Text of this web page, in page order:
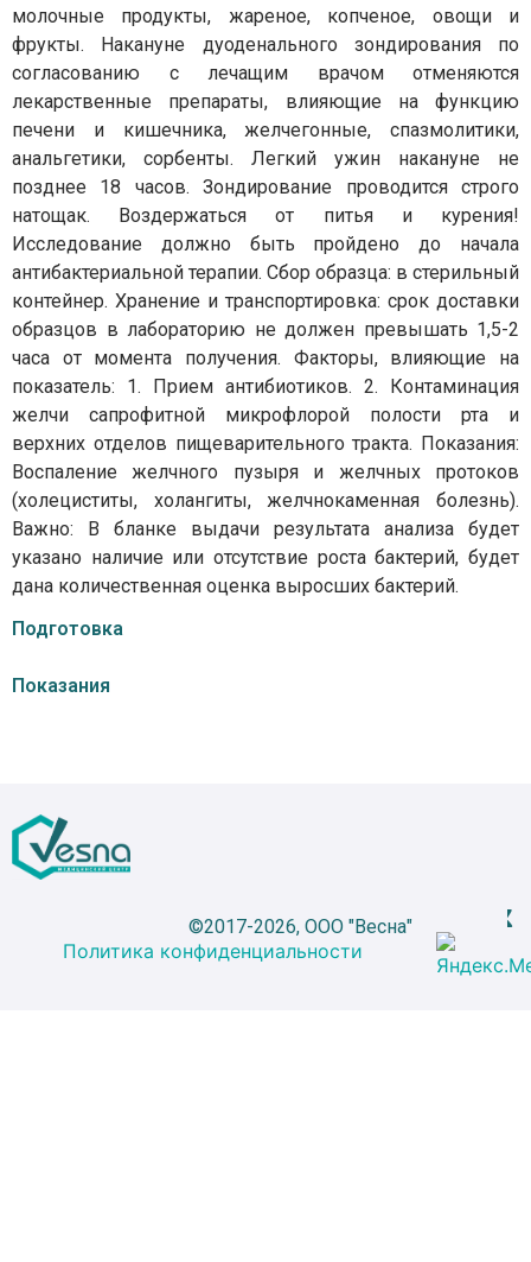
молочные продукты, жареное, копченое, овощи и
фрукты. Накануне дуоденального зондирования по
согласованию с лечащим врачом отменяются
лекарственные препараты, влияющие на функцию
печени и кишечника, желчегонные, спазмолитики,
анальгетики, сорбенты. Легкий ужин накануне не
позднее 18 часов. Зондирование проводится строго
натощак. Воздержаться от питья и курения!
Исследование должно быть пройдено до начала
антибактериальной терапии. Сбор образца: в стерильный
контейнер. Хранение и транспортировка: cрок доставки
образцов в лабораторию не должен превышать 1,5-2
часа от момента получения. Факторы, влияющие на
показатель: 1. Прием антибиотиков. 2. Контаминация
желчи сапрофитной микрофлорой полости рта и
верхних отделов пищеварительного тракта. Показания:
Воспаление желчного пузыря и желчных протоков
(холециститы, холангиты, желчнокаменная болезнь).
Важно: В бланке выдачи результата анализа будет
указано наличие или отсутствие роста бактерий, будет
дана количественная оценка выросших бактерий.
Подготовка
Показания
©2017-2026, ООО "Весна"
Политика конфиденциальности